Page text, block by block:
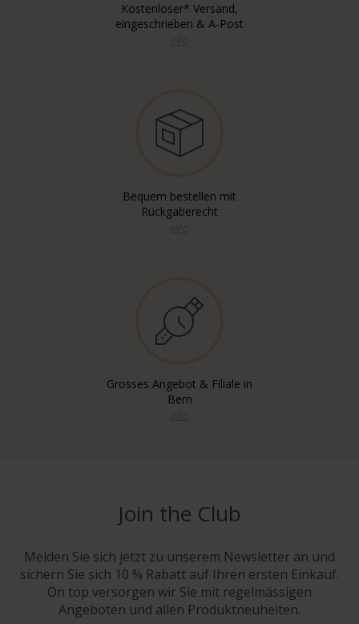
Kostenloser* Versand,
eingeschrieben & A-Post
Bequem bestellen mit
Rückgaberecht
Grosses Angebot & Filiale in
Bern
Join the Club
Melden Sie sich jetzt zu unserem Newsletter an und
sichern Sie sich 10 % Rabatt auf Ihren ersten Einkauf.
On top versorgen wir Sie mit regelmässigen
Angeboten und allen Produktneuheiten.